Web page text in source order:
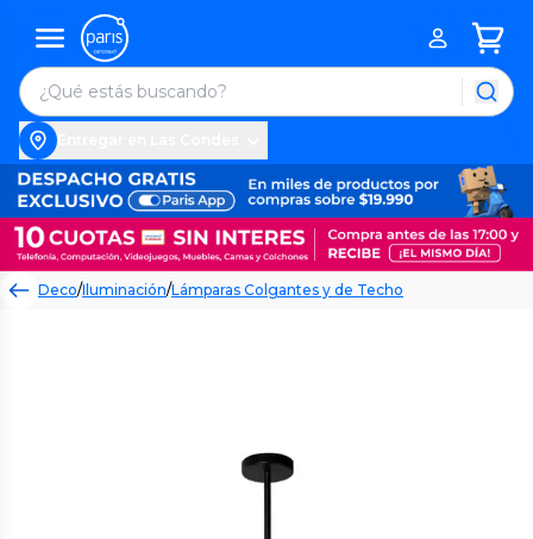
Deco/Iluminación/Lámparas Colgantes y de Techo